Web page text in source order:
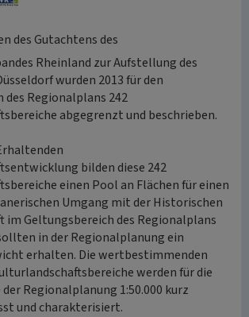
des Gutachtens des
Rheinland zur Aufstellung des
wurden 2013 für den
Regionalplans 242
abgegrenzt und beschrieben.
bilden diese 242
einen Pool an Flächen für einen
Umgang mit der Historischen
im Geltungsbereich des Regionalplans
in der Regionalplanung ein
erhalten. Die wertbestimmenden
werden für die
Regionalplanung 1:50.000 kurz
und charakterisiert.